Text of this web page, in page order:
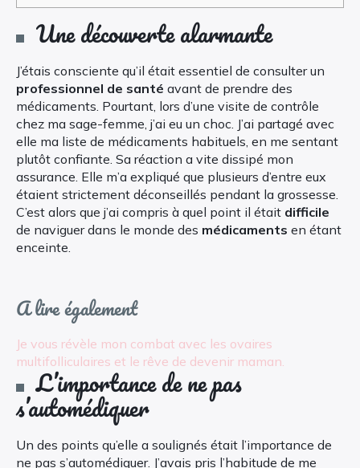
Une découverte alarmante
J’étais consciente qu’il était essentiel de consulter un
professionnel de santé avant de prendre des
médicaments. Pourtant, lors d’une visite de contrôle
chez ma sage-femme, j’ai eu un choc. J’ai partagé avec
elle ma liste de médicaments habituels, en me sentant
plutôt confiante. Sa réaction a vite dissipé mon
assurance. Elle m’a expliqué que plusieurs d’entre eux
étaient strictement déconseillés pendant la grossesse.
C’est alors que j’ai compris à quel point il était difficile
de naviguer dans le monde des médicaments en étant
enceinte.
A lire également
Je vous révèle mon combat avec les ovaires
multifolliculaires et le rêve de devenir maman.
L’importance de ne pas
s’automédiquer
Un des points qu’elle a soulignés était l’importance de
ne pas s’automédiquer. J’avais pris l’habitude de me